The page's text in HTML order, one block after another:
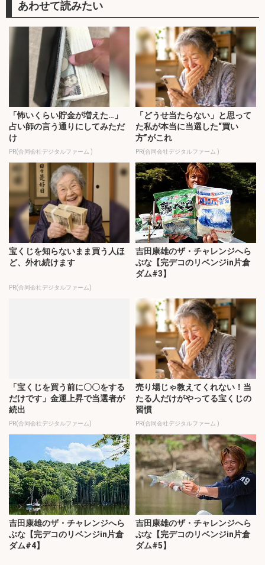
「怖いくらい貯金が増えた…」
占い師の言う通りにしてみただ
け
PR(合同会社デジタルファーム )
「どうせ当たらない」と思って
た私が本当に当選した“買い
方”がこれ
PR(合同会社デジタルファーム )
宝くじを知らないまま買う人ほ
ど、外れ続けます
PR(合同会社デジタルファーム)
吉田康雄のザ・チャレンジへら
ぶな【完デコのリベンジin片倉
ダム#3】
「宝くじを買う前に〇〇をする
だけです」金運上昇で当選者が
続出
PR(合同会社デジタルファーム)
売り場じゃ教えてくれない！当
たる人だけがやってる宝くじの
習慣
PR(合同会社デジタルファーム )
吉田康雄のザ・チャレンジへら
ぶな【完デコのリベンジin片倉
ダム#4】
吉田康雄のザ・チャレンジへら
ぶな【完デコのリベンジin片倉
ダム#5】